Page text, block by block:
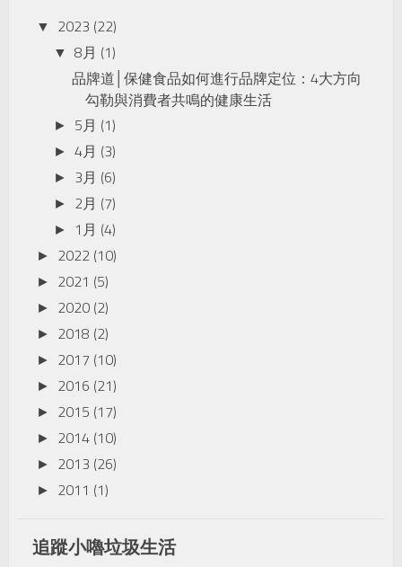
▼ 2023 (22)
▼ 8月 (1)
品牌道│保健食品如何進行品牌定位：4大方向
勾勒與消費者共鳴的健康生活
► 5月 (1)
►4月 (3)
► 3月 (6)
► 2月 (7)
► 1月 (4)
► 2022 (10)
► 2021 (5)
► 2020 (2)
► 2018 (2)
► 2017 (10)
► 2016 (21)
► 2015 (17)
► 2014 (10)
► 2013 (26)
► 2011 (1)
追蹤小嚕垃圾生活